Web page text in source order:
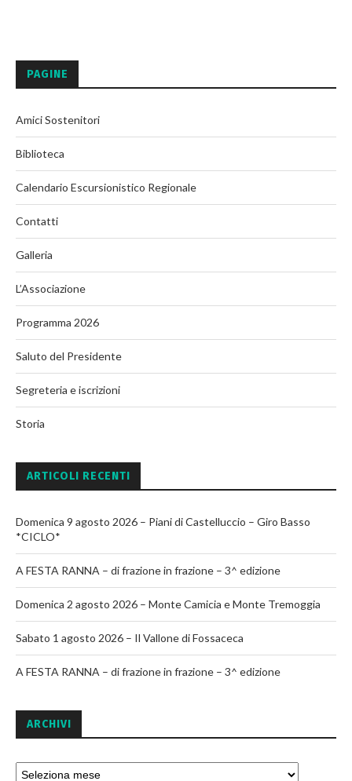
PAGINE
Amici Sostenitori
Biblioteca
Calendario Escursionistico Regionale
Contatti
Galleria
L’Associazione
Programma 2026
Saluto del Presidente
Segreteria e iscrizioni
Storia
ARTICOLI RECENTI
Domenica 9 agosto 2026 – Piani di Castelluccio – Giro Basso
*CICLO*
A FESTA RANNA – di frazione in frazione – 3^ edizione
Domenica 2 agosto 2026 – Monte Camicia e Monte Tremoggia
Sabato 1 agosto 2026 – Il Vallone di Fossaceca
A FESTA RANNA – di frazione in frazione – 3^ edizione
ARCHIVI